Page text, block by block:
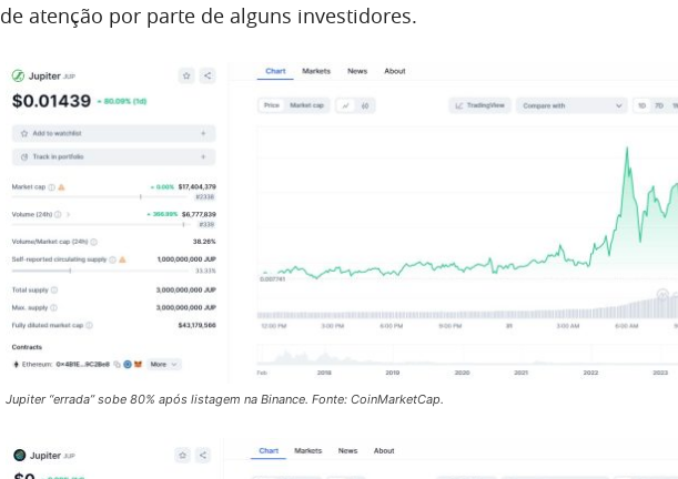
de atenção por parte de alguns investidores.
Jupiter “errada” sobe 80% após listagem na Binance. Fonte: CoinMarketCap.